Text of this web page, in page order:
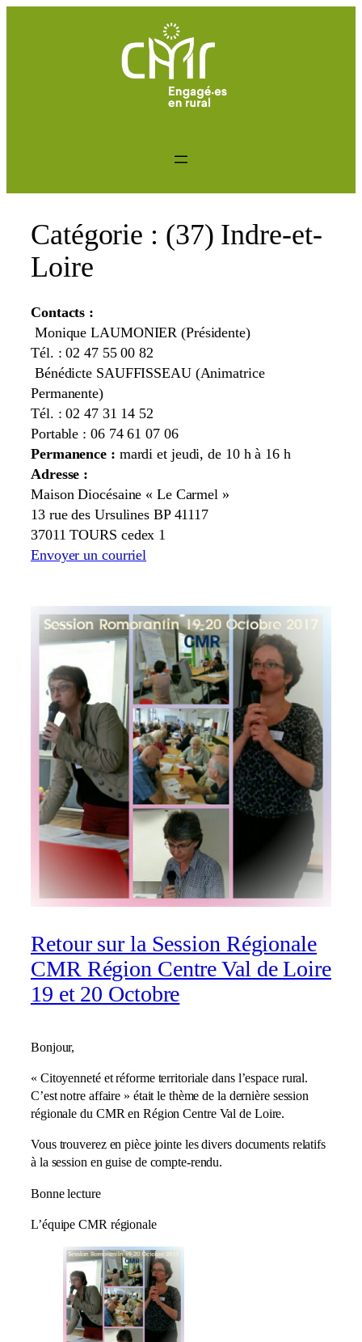
Catégorie : (37) Indre-et-
Loire
Contacts :
Monique LAUMONIER (Présidente)
Tél. : 02 47 55 00 82
Bénédicte SAUFFISSEAU (Animatrice
Permanente)
Tél. : 02 47 31 14 52
Portable : 06 74 61 07 06
Permanence : mardi et jeudi, de 10 h à 16 h
Adresse :
Maison Diocésaine « Le Carmel »
13 rue des Ursulines BP 41117
37011 TOURS cedex 1
Envoyer un courriel
Retour sur la Session Régionale
CMR Région Centre Val de Loire
19 et 20 Octobre
Bonjour,
« Citoyenneté et réforme territoriale dans l’espace rural.
C’est notre affaire » était le thème de la dernière session
régionale du CMR en Région Centre Val de Loire.
Vous trouverez en pièce jointe les divers documents relatifs
à la session en guise de compte-rendu.
Bonne lecture
L’équipe CMR régionale